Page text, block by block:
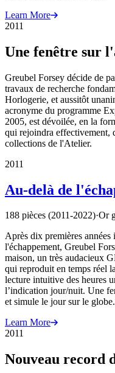
Learn More
2011
Une fenêtre sur
Greubel Forsey décide de
travaux de recherche
Horlogerie, et aussitôt
acronyme du programme
2005, est dévoilée, en la
qui rejoindra effectivement,
collections de l'Atelier.
2011
Au-delà de
188 pièces (2011-2022)·Or
Après dix premières années
l'échappement, Greubel
maison, un très audacieux
qui reproduit en temps réel
lecture intuitive des heures
l’indication jour/nuit. Une
et simule le jour sur le globe.
Learn More
2011
Nouveau record